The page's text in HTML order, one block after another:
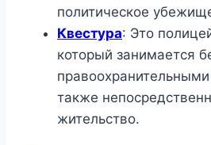
политическое
Квестура: Это
который занимается
также
жительство.